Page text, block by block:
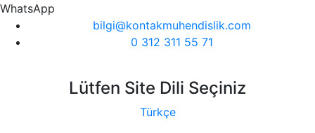
WhatsApp
bilgi@kontakmuhendislik.com
0 312 311 55 71
Lütfen Site Dili Seçiniz
Türkçe